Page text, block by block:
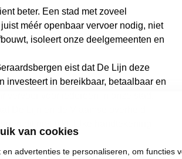
van cookies
advertenties te personaliseren, om functies
beter. Een stad met zoveel
méér openbaar vervoer nodig, niet
isoleert onze deelgemeenten en
eist dat De Lijn deze
investeert in bereikbaar, betaalbaar en